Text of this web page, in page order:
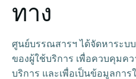
ทาง
ศูนย์บรรณสารฯ ได้จัดหาระบ
ของผู้ใช้บริการ เพื่อควบคุมค
บริการ และเพื่อเป็นข้อมูลกา